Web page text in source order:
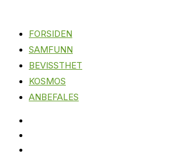
FORSIDEN
SAMFUNN
BEVISSTHET
KOSMOS
ANBEFALES